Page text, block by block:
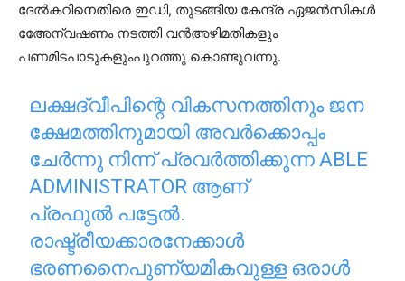
ദേല്‍കറിനെതിരെ ഇഡി, തുടങ്ങിയ കേന്ദ്ര ഏജന്‍സികള്‍
അേേന്വഷണം നടത്തി വന്‍അഴിമതികളും
പണമിടപാടുകളുംപുറത്തു കൊണ്ടുവന്നു.
ലക്ഷദ്വീപിന്റെ വികസനത്തിനും ജന
ക്ഷേമത്തിനുമായി അവര്‍ക്കൊപ്പം
ചേര്‍ന്നു നിന്ന് പ്രവര്‍ത്തിക്കുന്ന ABLE
ADMINISTRATOR ആണ്‌
പ്രഫുല്‍ പട്ടേല്‍.
രാഷ്ട്രീയക്കാരനേക്കാള്‍
ഭരണനൈപുണ്യമികവുള്ള ഒരാള്‍